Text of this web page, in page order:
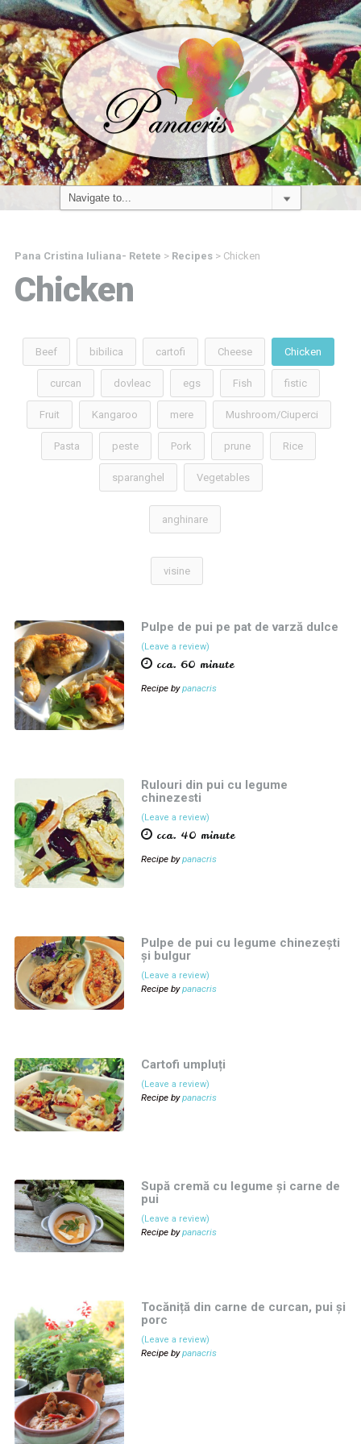
Pana Cristina Iuliana- Retete > Recipes> Chicken
Chicken
Beef bibilica cartofi Cheese Chicken
curcan dovleac egs Fish fistic
Fruit Kangaroo mere Mushroom/Ciuperci
Pasta peste Pork prune Rice
sparanghel Vegetables
anghinare
visine
Pulpe de pui pe pat de varză dulce
(Leave a review)
cca. 60 minute
Recipe bypanacris
Rulouri din pui cu legume
chinezesti
(Leave a review)
cca. 40 minute
Recipe bypanacris
Pulpe de pui cu legume chinezești
și bulgur
(Leave a review)
Recipe bypanacris
Cartofi umpluți
(Leave a review)
Recipe bypanacris
Supă cremă cu legume și carne de
pui
(Leave a review)
Recipe bypanacris
Tocăniță din carne de curcan, pui și
porc
(Leave a review)
Recipe bypanacris